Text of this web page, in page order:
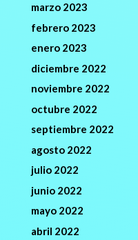
marzo 2023
febrero 2023
enero 2023
diciembre 2022
noviembre 2022
octubre 2022
septiembre 2022
agosto 2022
julio 2022
junio 2022
mayo 2022
abril 2022